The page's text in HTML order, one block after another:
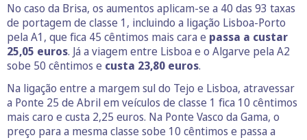
No caso da Brisa, os aumentos aplicam-se a 40 das 93 taxas
de portagem de classe 1, incluindo a ligação Lisboa-Porto
pela A1, que fica 45 cêntimos mais cara e passa a custar
25,05 euros. Já a viagem entre Lisboa e o Algarve pela A2
sobe 50 cêntimos e custa 23,80 euros.
Na ligação entre a margem sul do Tejo e Lisboa, atravessar
a Ponte 25 de Abril em veículos de classe 1 fica 10 cêntimos
mais caro e custa 2,25 euros. Na Ponte Vasco da Gama, o
preço para a mesma classe sobe 10 cêntimos e passa a